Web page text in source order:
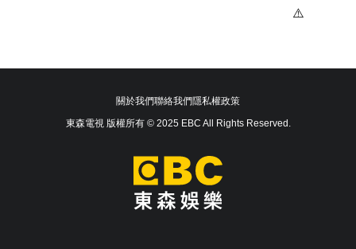
關於我們聯絡我們隱私權政策
東森電視 版權所有 © 2025 EBC All Rights Reserved.